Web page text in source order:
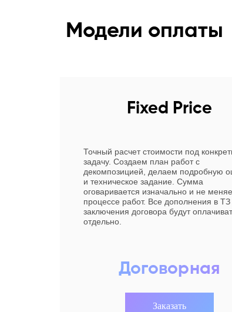
Модели оплаты
Fixed Price
Точный расчет стоимости под
задачу. Создаем план работ с
декомпозицией, делаем подробную
и техническое задание. Сумма
оговаривается изначально и не
процессе работ. Все дополнения в ТЗ
заключения договора будут
отдельно.
Договорная
Заказать